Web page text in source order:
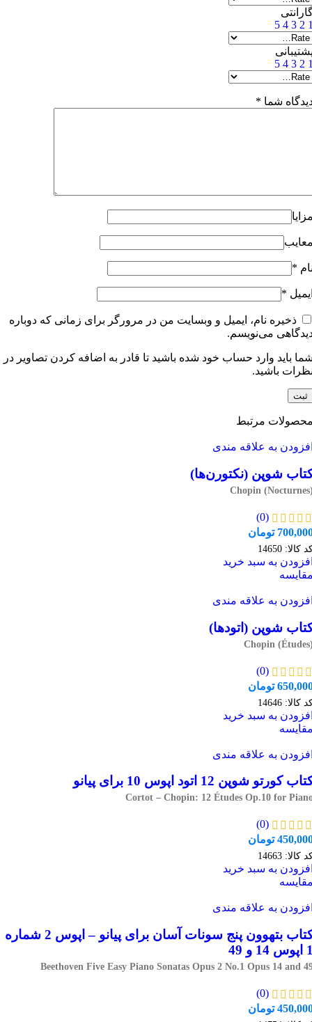
2
3
4
5
2
3
4
5
شما *
*
*
ذخیره نام، ایمیل و وبسایت من در مرورگر برای زمانی که دوباره
می‌نویسم.
باید وارد حساب خود شده باشید تا قادر به اضافه کردن تصاویر در
باشید.
مرتبط
به علاقه مندی
شوپن (نکتورن‌ها)
Chopin
(0)
تومان
کالا: 14650
به سبد خرید
به علاقه مندی
شوپن (اتودها)
Chopin
(0)
تومان
کالا: 14646
به سبد خرید
به علاقه مندی
کورتو شوپن 12 اتود اپوس 10 برای پیانو
Cortot – Chopin: 12 Études Op.10 for
(0)
تومان
کالا: 14663
به سبد خرید
به علاقه مندی
کتاب بتهوون پنج سونات آسان برای پیانو – اپوس 2 شماره
و 49
Beethoven Five Easy Piano Sonatas Opus 2 No.1 Opus 14 and
(0)
تومان